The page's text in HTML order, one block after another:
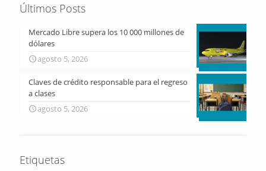
Últimos Posts
Mercado Libre supera los 10 000 millones de
dólares
agosto 5, 2026
Claves de crédito responsable para el regreso
a clases
agosto 5, 2026
Etiquetas